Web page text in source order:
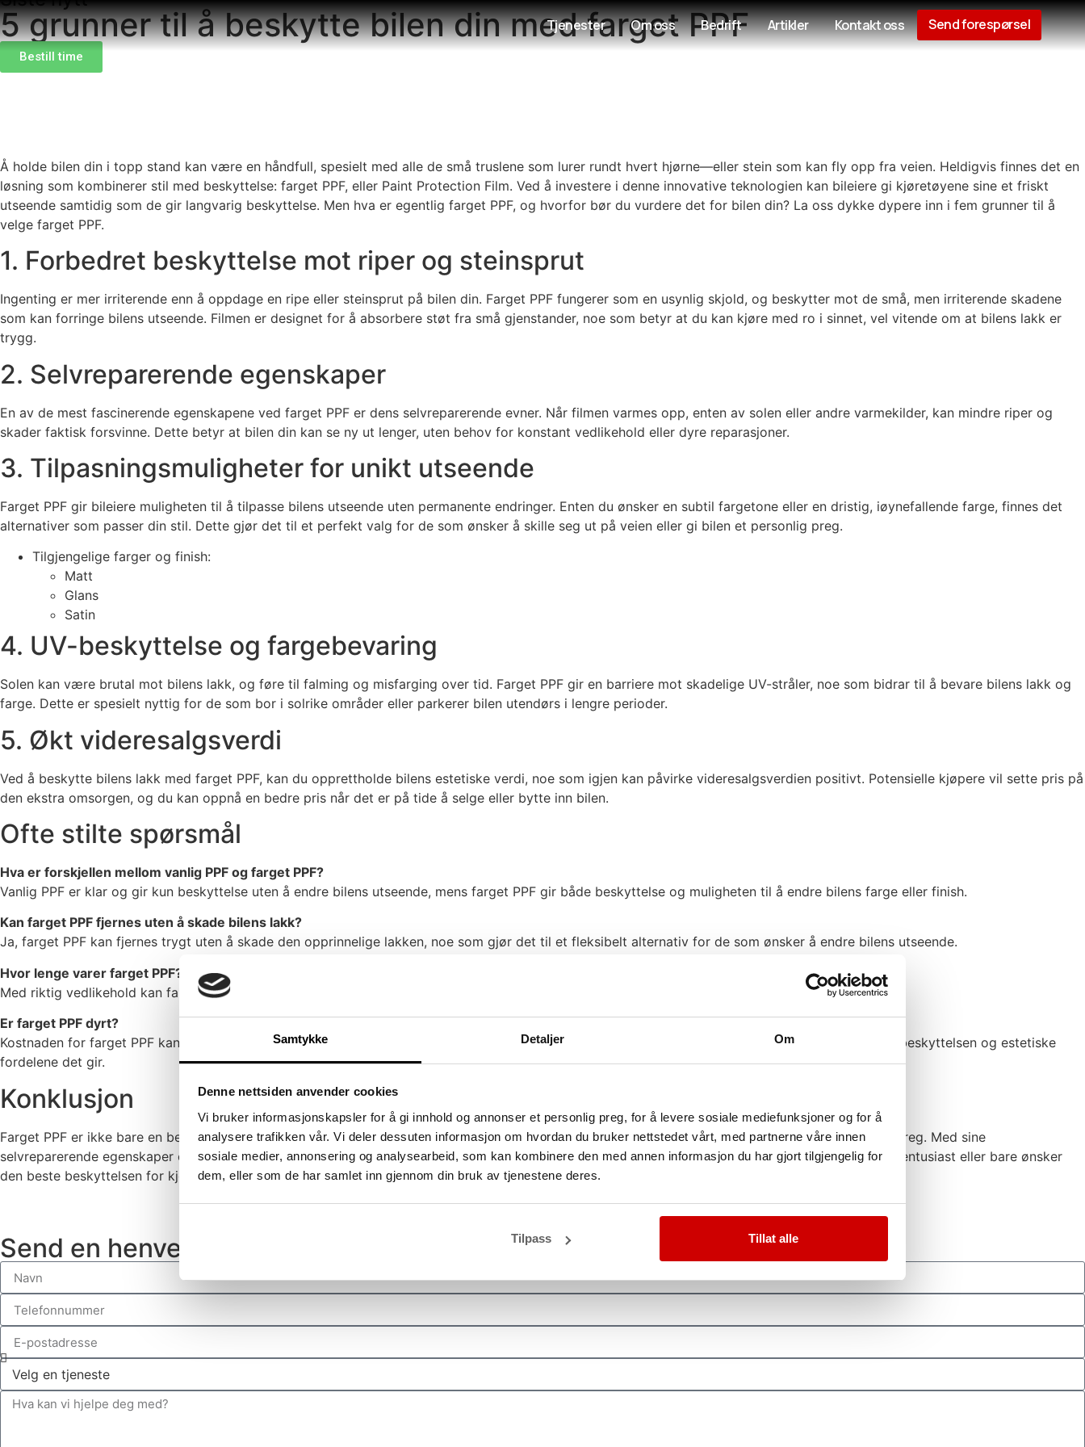
Samtykke Detaljer Om
Denne nettsiden anvender cookies
Vi bruker informasjonskapsler for å gi innhold og annonser et personlig preg, for å levere sosiale mediefunksjoner og for å
analysere trafikken vår. Vi deler dessuten informasjon om hvordan du bruker nettstedet vårt, med partnerne våre innen
sosiale medier, annonsering og analysearbeid, som kan kombinere den med annen informasjon du har gjort tilgjengelig for
dem, eller som de har samlet inn gjennom din bruk av tjenestene deres.
Tilpass Tillat alle
Tjenester Om oss Bedrift Artikler Kontakt oss Send forespørsel
5 grunner til å beskytte bilen din med farget PPF
Bestill time
Å holde bilen din i topp stand kan være en håndfull, spesielt med alle de små truslene som lurer rundt hvert hjørne—eller stein som kan fly opp fra veien. Heldigvis finnes det en
løsning som kombinerer stil med beskyttelse: farget PPF, eller Paint Protection Film. Ved å investere i denne innovative teknologien kan bileiere gi kjøretøyene sine et friskt
utseende samtidig som de gir langvarig beskyttelse. Men hva er egentlig farget PPF, og hvorfor bør du vurdere det for bilen din? La oss dykke dypere inn i fem grunner til å
velge farget PPF.
1. Forbedret beskyttelse mot riper og steinsprut
Ingenting er mer irriterende enn å oppdage en ripe eller steinsprut på bilen din. Farget PPF fungerer som en usynlig skjold, og beskytter mot de små, men irriterende skadene
som kan forringe bilens utseende. Filmen er designet for å absorbere støt fra små gjenstander, noe som betyr at du kan kjøre med ro i sinnet, vel vitende om at bilens lakk er
trygg.
2. Selvreparerende egenskaper
En av de mest fascinerende egenskapene ved farget PPF er dens selvreparerende evner. Når filmen varmes opp, enten av solen eller andre varmekilder, kan mindre riper og
skader faktisk forsvinne. Dette betyr at bilen din kan se ny ut lenger, uten behov for konstant vedlikehold eller dyre reparasjoner.
3. Tilpasningsmuligheter for unikt utseende
Farget PPF gir bileiere muligheten til å tilpasse bilens utseende uten permanente endringer. Enten du ønsker en subtil fargetone eller en dristig, iøynefallende farge, finnes det
alternativer som passer din stil. Dette gjør det til et perfekt valg for de som ønsker å skille seg ut på veien eller gi bilen et personlig preg.
Tilgjengelige farger og finish:
Matt
Glans
Satin
4. UV-beskyttelse og fargebevaring
Solen kan være brutal mot bilens lakk, og føre til falming og misfarging over tid. Farget PPF gir en barriere mot skadelige UV-stråler, noe som bidrar til å bevare bilens lakk og
farge. Dette er spesielt nyttig for de som bor i solrike områder eller parkerer bilen utendørs i lengre perioder.
5. Økt videresalgsverdi
Ved å beskytte bilens lakk med farget PPF, kan du opprettholde bilens estetiske verdi, noe som igjen kan påvirke videresalgsverdien positivt. Potensielle kjøpere vil sette pris på
den ekstra omsorgen, og du kan oppnå en bedre pris når det er på tide å selge eller bytte inn bilen.
Ofte stilte spørsmål
Hva er forskjellen mellom vanlig PPF og farget PPF?
Vanlig PPF er klar og gir kun beskyttelse uten å endre bilens utseende, mens farget PPF gir både beskyttelse og muligheten til å endre bilens farge eller finish.
Kan farget PPF fjernes uten å skade bilens lakk?
Ja, farget PPF kan fjernes trygt uten å skade den opprinnelige lakken, noe som gjør det til et fleksibelt alternativ for de som ønsker å endre bilens utseende.
Hvor lenge varer farget PPF?
Med riktig vedlikehold kan farget PPF vare i flere år, avhengig av kjøretøyets bruk og eksponering for elementene.
Er farget PPF dyrt?
Kostnaden for farget PPF kan variere avhengig av bilens størrelse og kompleksiteten i prosjektet. Imidlertid er det ofte en verdifull investering gitt beskyttelsen og estetiske
fordelene det gir.
Konklusjon
Farget PPF er ikke bare en beskyttelse mot de små farene som kan skade bilens lakk, men også en mulighet til å gi bilen din et unikt og personlig preg. Med sine
selvreparerende egenskaper og muligheten til å forhindre UV-skader, kan det bidra til å bevare bilens verdi og utseende over tid. Enten du er en bilentusiast eller bare ønsker
den beste beskyttelsen for kjøretøyet ditt, er farget PPF definitivt verdt å vurdere.
Send en henvendelse